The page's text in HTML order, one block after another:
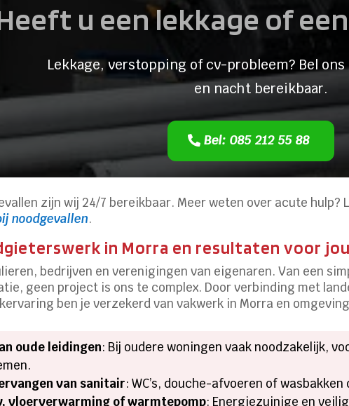
u een lekkage of
Lekkage, verstopping of cv-probleem? Bel
en nacht bereikbaar.
Bel: 085 212 55 88
zijn wij 24/7 bereikbaar. Meer weten over acute hulp?
noodgevallen.
in Morra en resultaten voor
bedrijven en verenigingen van eigenaren. Van een
geen project is ons te complex. Door verbinding met
ben je verzekerd van vakwerk in Morra en
oude leidingen: Bij oudere woningen vaak noodzakelijk,
van sanitair: WC’s, douche-afvoeren of
vloerverwarming of warmtepomp: Energiezuinige en